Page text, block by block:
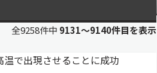
全9258件中 9131〜9140件目を表示